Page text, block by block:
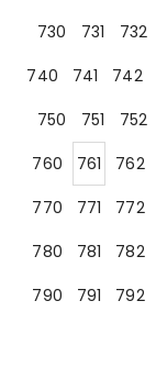
730
731 732
740
741 742
750
751 752
760
761 762
770
771 772
780
781 782
790
791 792